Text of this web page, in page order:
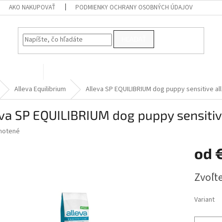
AKO NAKUPOVAŤ PODMIENKY OCHRANY OSOBNÝCH ÚDAJOV
Alleva Equilibrium Alleva SP EQUILIBRIUM dog puppy sensitive
SP EQUILIBRIUM dog puppy
od
cena:
Variant